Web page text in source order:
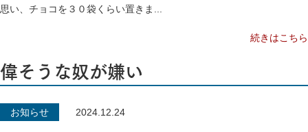
思い、チョコを３０袋くらい置きま...
続きはこちら
偉そうな奴が嫌い
お知らせ 2024.12.24